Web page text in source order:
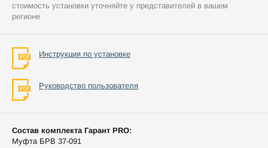
стоимость установки уточняйте у представителей в вашем
регионе
Инструкция по установке
Руководство пользователя
Состав комплекта Гарант PRO:
Муфта БРВ 37-091